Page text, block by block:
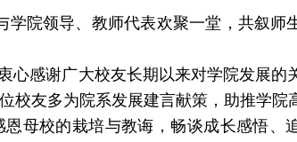
学院领导、教师代表欢聚一堂，共叙师
心感谢广大校友长期以来对学院发展的
友多为院系发展建言献策，助推学院
母校的栽培与教诲，畅谈成长感悟、